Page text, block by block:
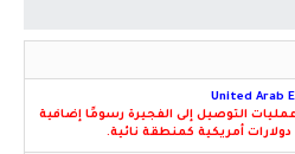
United Arab
التوصيل إلى الفجيرة رسومًا إضافية